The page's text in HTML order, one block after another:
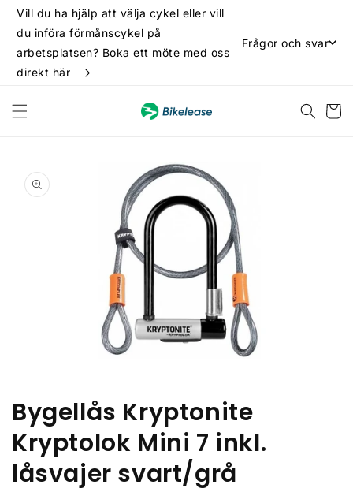
vidare
innehåll
Vill du ha hjälp att välja cykel eller vill
du införa förmånscykel på
arbetsplatsen? Boka ett möte med oss
direkt här
Frågor och svar
vidare till
modalfönster
Bygellås Kryptonite
Kryptolok Mini 7 inkl.
låsvajer svart/grå